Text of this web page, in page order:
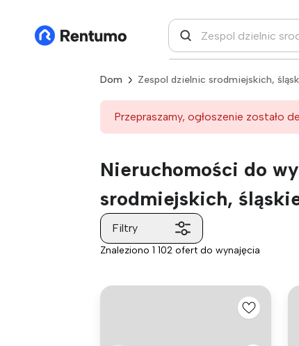
Dom Zespol dzielnic srodmiejskich,
Przepraszamy, ogłoszenie zostało
Nieruchomości do
srodmiejskich,
Filtry
Znaleziono 1 102 ofert do wynajęcia